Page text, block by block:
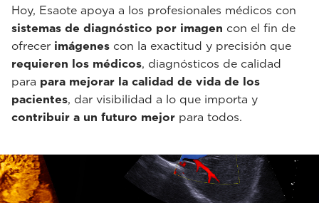
Hoy, Esaote apoya a los profesionales médicos con
sistemas de diagnóstico por imagen con el fin de
ofrecer imágenes con la exactitud y precisión que
requieren los médicos, diagnósticos de calidad
para para mejorar la calidad de vida de los
pacientes, dar visibilidad a lo que importa y
contribuir a un futuro mejor para todos.